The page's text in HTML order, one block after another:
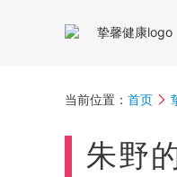
当前位置： 首页
朱野